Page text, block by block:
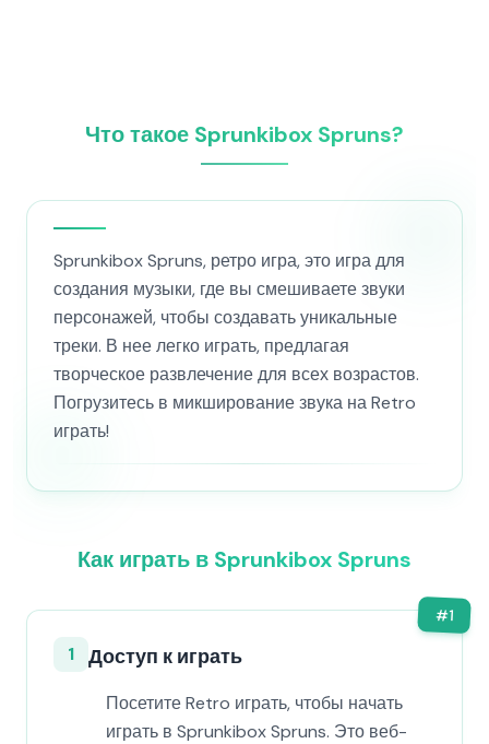
Что такое Sprunkibox Spruns?
Sprunkibox Spruns, ретро игра, это игра для
создания музыки, где вы смешиваете звуки
персонажей, чтобы создавать уникальные
треки. В нее легко играть, предлагая
творческое развлечение для всех возрастов.
Погрузитесь в микширование звука на Retro
играть!
Как играть в Sprunkibox Spruns
#1
1 Доступ к играть
Посетите Retro играть, чтобы начать
играть в Sprunkibox Spruns. Это веб-